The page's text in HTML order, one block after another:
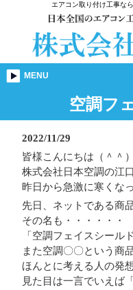
エアコン取り付け工事な
MENU
空調フ
2022/11/29
皆様こんにちは（＾＾）
株式会社日本空調の江
昨日から急激に寒くな
先日、ネットである商
その名も・・・・・・
「空調フェイスシール
また空調〇〇という商
ほんとに考える人の発
見た目は一言でいえば